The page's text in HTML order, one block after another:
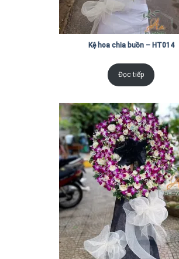
Kệ hoa chia buồn – HT014
Đọc tiếp